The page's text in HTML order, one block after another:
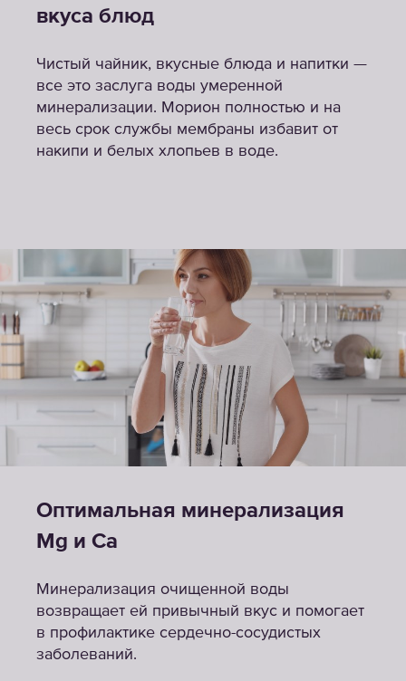
вкуса блюд
Чистый чайник, вкусные блюда и напитки —
все это заслуга воды умеренной
минерализации. Морион полностью и на
весь срок службы мембраны избавит от
накипи и белых хлопьев в воде.
Оптимальная минерализация
Mg и Ca
Минерализация очищенной воды
возвращает ей привычный вкус и помогает
в профилактике сердечно-сосудистых
заболеваний.